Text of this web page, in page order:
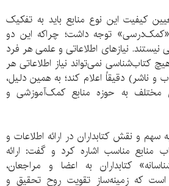
کیفیت این نوع منابع باید به تفکیک
توجه داشت؛ چراکه این دو
نیازهای اطلاعاتی و علمی هر فرد
کتاب‌شناسی نمی‌تواند نیاز اطلاعاتی هر
و ناشر) دقیقاً اعلام کند؛ به همین دلیل،
مختلف به حوزه منابع کمک‌آموزشی و
سهم و نقش کتابداران در ارائه اطلاعات و
منابع مناسب اشاره کرد و گفت: ارائه
کتابداران به اعضا و مراجعان،
است که زمینه‌ساز تقویت روح تحقیق و